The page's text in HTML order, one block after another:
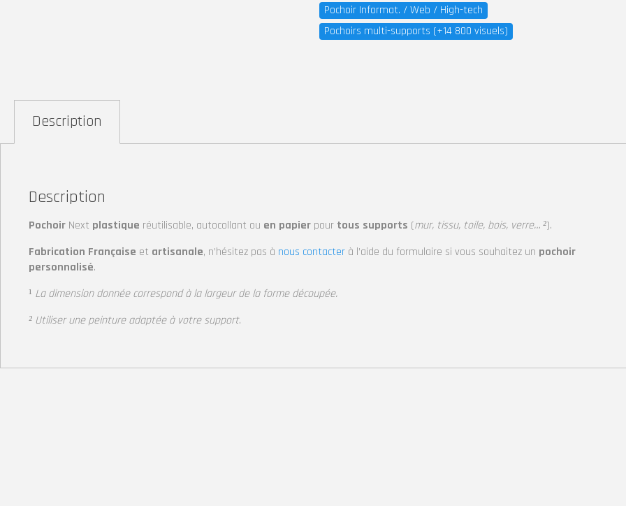
Pochoir Informat. / Web / High-tech
Pochoirs multi-supports (+14 800 visuels)
Description
Description
Pochoir Next plastique réutilisable, autocollant ou en papier pour tous supports (mur, tissu, toile, bois, verre… ²).
Fabrication Française et artisanale, n’hésitez pas à nous contacter à l’aide du formulaire si vous souhaitez un pochoir
personnalisé.
¹ La dimension donnée correspond à la largeur de la forme découpée.
² Utiliser une peinture adaptée à votre support.